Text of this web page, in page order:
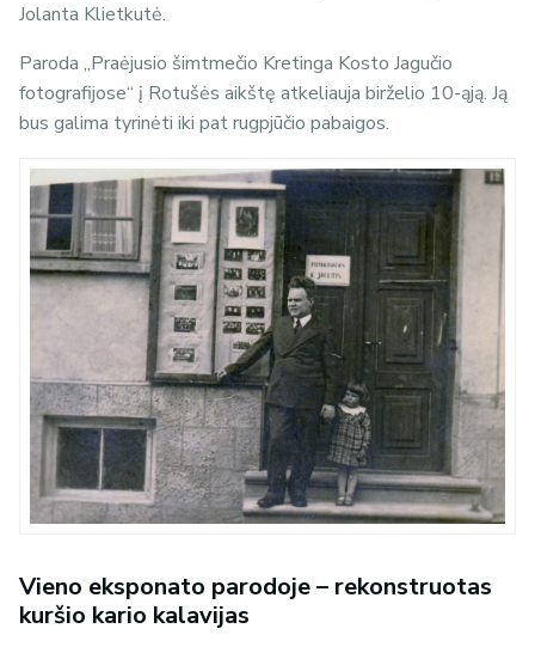
Jolanta Klietkutė.
Paroda „Praėjusio šimtmečio Kretinga Kosto Jagučio
fotografijose“ į Rotušės aikštę atkeliauja birželio 10-ąją. Ją
bus galima tyrinėti iki pat rugpjūčio pabaigos.
Vieno eksponato parodoje – rekonstruotas
kuršio kario kalavijas